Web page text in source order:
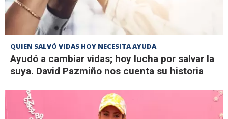
QUIEN SALVÓ VIDAS HOY NECESITA AYUDA
Ayudó a cambiar vidas; hoy lucha por salvar la
suya. David Pazmiño nos cuenta su historia